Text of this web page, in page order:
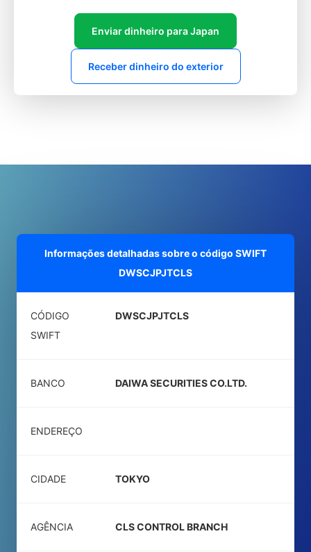
Enviar dinheiro para Japan
Receber dinheiro do exterior
Informações detalhadas sobre o código SWIFT
DWSCJPJTCLS
CÓDIGO
SWIFT
DWSCJPJTCLS
BANCO DAIWA SECURITIES CO.LTD.
ENDEREÇO
CIDADE TOKYO
AGÊNCIA CLS CONTROL BRANCH